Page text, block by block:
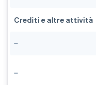
Crediti e altre attività